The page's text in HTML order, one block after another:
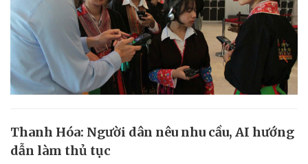
Thanh Hóa: Người dân nêu nhu cầu, AI hướng
dẫn làm thủ tục